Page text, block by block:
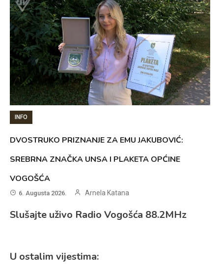
INFO
DVOSTRUKO PRIZNANJE ZA EMU JAKUBOVIĆ:
SREBRNA ZNAČKA UNSA I PLAKETA OPĆINE
VOGOŠĆA
6. Augusta 2026. Arnela Katana
Slušajte uživo Radio Vogošća 88.2MHz
U ostalim vijestima: